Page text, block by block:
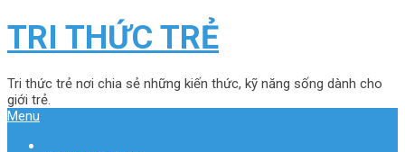
TRI THỨC TRẺ
Tri thức trẻ nơi chia sẻ những kiến thức, kỹ năng sống dành cho
giới trẻ.
Menu